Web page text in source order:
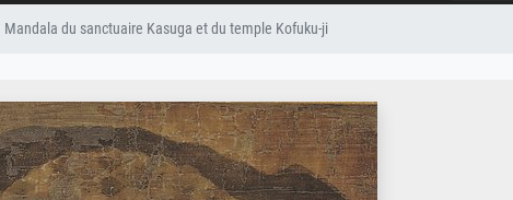
Mandala du sanctuaire Kasuga et du temple Kofuku-ji